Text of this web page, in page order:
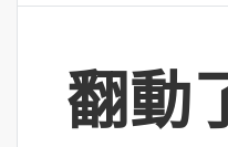
翻動